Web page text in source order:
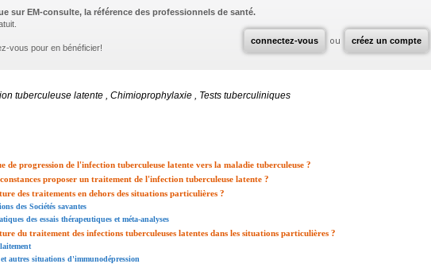
connectez-vous ou créez un compte
sur EM-consulte, la référence des professionnels de santé.
vous pour en bénéficier!
tuberculeuse latente , Chimioprophylaxie , Tests tuberculiniques
de progression de l'infection tuberculeuse latente vers la maladie tuberculeuse ?
proposer un traitement de l'infection tuberculeuse latente ?
des traitements en dehors des situations particulières ?
des Sociétés savantes
des essais thérapeutiques et méta-analyses
du traitement des infections tuberculeuses latentes dans les situations particulières ?
autres situations d'immunodépression